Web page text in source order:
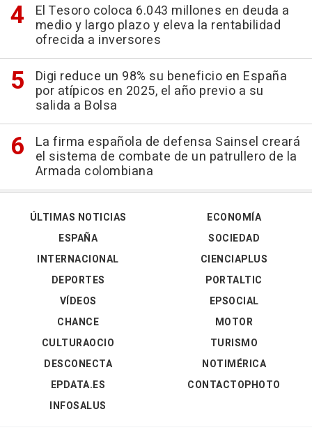
El Tesoro coloca 6.043 millones en deuda a
medio y largo plazo y eleva la rentabilidad
ofrecida a inversores
Digi reduce un 98% su beneficio en España
por atípicos en 2025, el año previo a su
salida a Bolsa
La firma española de defensa Sainsel creará
el sistema de combate de un patrullero de la
Armada colombiana
ÚLTIMAS NOTICIAS
ESPAÑA
INTERNACIONAL
DEPORTES
VÍDEOS
ECONOMÍA
SOCIEDAD
CIENCIAPLUS
PORTALTIC
EPSOCIAL
CHANCE
CULTURAOCIO
DESCONECTA
EPDATA.ES
INFOSALUS
MOTOR
TURISMO
NOTIMÉRICA
CONTACTOPHOTO